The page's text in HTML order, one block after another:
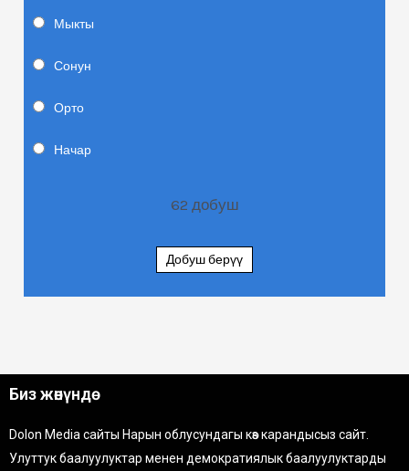
Мыкты
Сонун
Орто
Начар
62 добуш
Добуш берүү
Биз жөнүндө
Dolon Media сайты Нарын облусундагы көз карандысыз сайт.
Улуттук баалуулуктар менен демократиялык баалуулуктарды